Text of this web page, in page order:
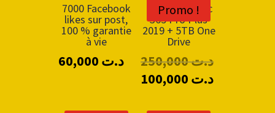
7000 Facebook
likes sur post,
100 % garantie
à vie
د.ت
Promo !
Microsoft Offic
365 Pro Plus
2019 + 5TB One
Drive
د.ت250,000
د.ت